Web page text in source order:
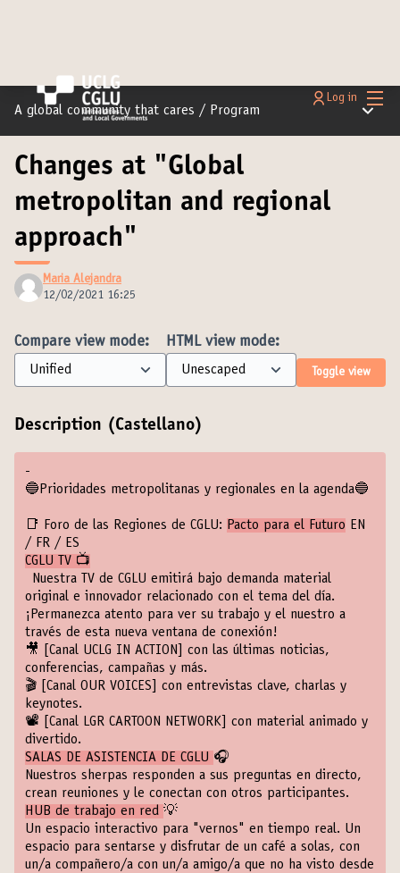
Main
Log in
A global community that cares / Program Main
Changes at "Global
metropolitan and regional
approach"
Maria Alejandra
12/02/2021 16:25
Compare view mode: HTML view mode:
Toggle view
Description (Castellano)
-
🔵Prioridades metropolitanas y regionales en la agenda🔵
📑 Foro de las Regiones de CGLU: Pacto para el Futuro EN
/ FR / ES
CGLU TV 📺
Nuestra TV de CGLU emitirá bajo demanda material
original e innovador relacionado con el tema del día.
¡Permanezca atento para ver su trabajo y el nuestro a
través de esta nueva ventana de conexión!
🎥
[Canal UCLG IN ACTION]
con las últimas noticias,
conferencias, campañas y más.
🎬
[Canal OUR VOICES]
con entrevistas clave, charlas y
keynotes.
📽️
[Canal LGR CARTOON NETWORK]
con material animado y
divertido.
SALAS DE ASISTENCIA DE CGLU 🎧
Nuestros sherpas responden a sus preguntas en directo,
crean reuniones y le conectan con otros participantes.
HUB de trabajo en red 💡
Un espacio interactivo para "vernos" en tiempo real. Un
espacio para sentarse y disfrutar de un café a solas, con
un/a compañero/a con un/a amigo/a que no ha visto desde